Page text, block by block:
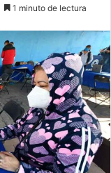
1 minuto de lectura